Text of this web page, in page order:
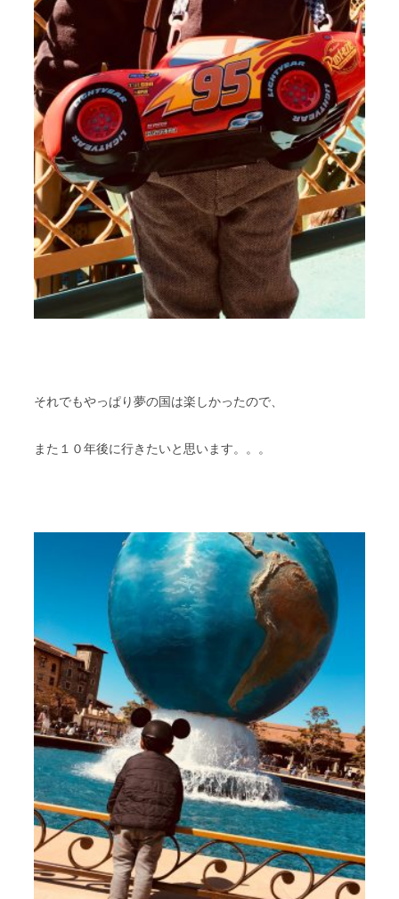
それでもやっぱり夢の国は楽しかったので、
また１０年後に行きたいと思います。。。